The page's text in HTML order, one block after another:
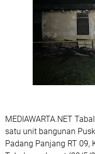
MEDIAWARTA.NET
satu unit bangunan
Padang Panjang RT 09,